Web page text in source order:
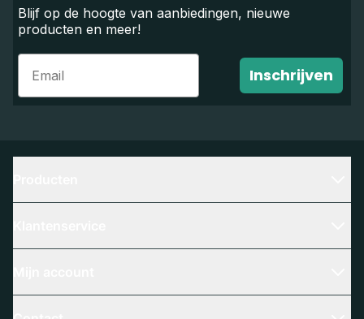
Blijf op de hoogte van aanbiedingen, nieuwe
producten en meer!
Email
Inschrijven